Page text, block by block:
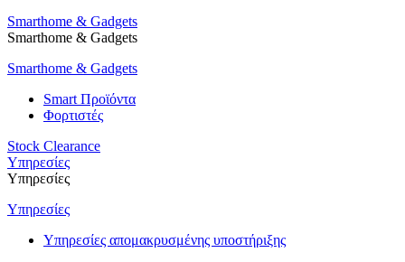
Smarthome & Gadgets
Smarthome & Gadgets
Smarthome & Gadgets
Smart Προϊόντα
Φορτιστές
Stock Clearance
Υπηρεσίες
Υπηρεσίες
Υπηρεσίες
Υπηρεσίες απομακρυσμένης υποστήριξης